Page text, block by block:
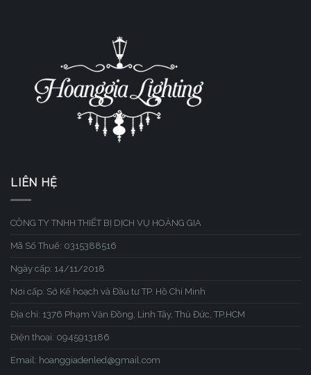
LIÊN HỆ
CÔNG TY TNHH THIẾT BỊ DỊCH VỤ HOÀNG GIA
Mã Số Thuế: 0315388516
Ngày cấp: 14/11/2018
Nơi cấp: Sở Kế hoạch và Đầu tư TP. Hồ Chí Minh
Địa chỉ: 1376 Phạm Văn Đồng, Linh Tây, Thủ Đức, TP.HCM
Điện thoại: 0945913186
Email: hoanggiadenled@gmail.com